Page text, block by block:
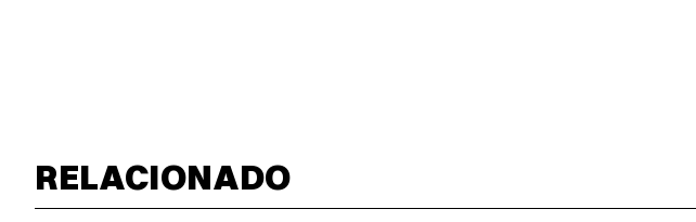
RELACIONADO